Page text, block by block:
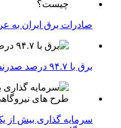
صادرات برق ایران
برق با ۹۴.۷ درصد صدرنشین تورم تابستانی!
سرمایه گذاری بیش از